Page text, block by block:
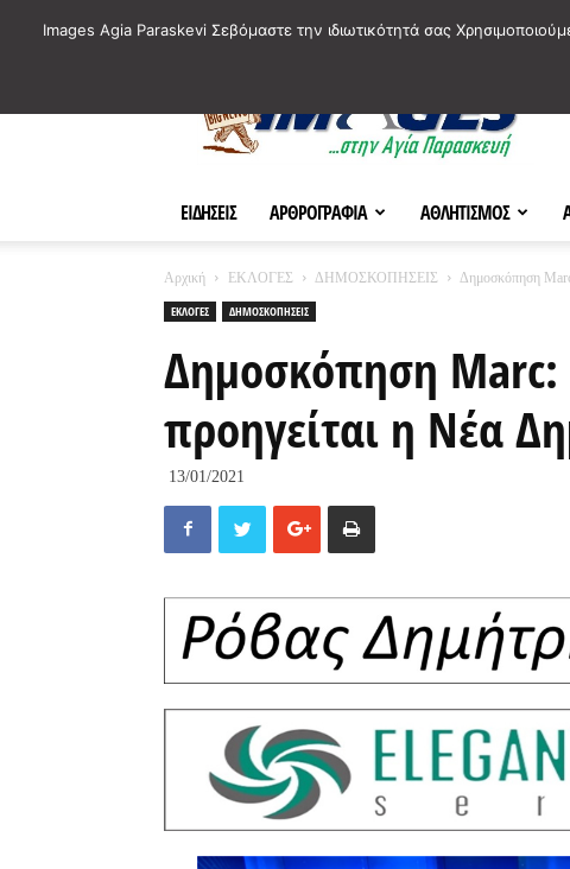
ΕΙΔΗΣΕΙΣ ΑΡΘΡΟΓΡΑΦΙΑ ΑΘΛΗΤΙΣΜΟΣ
Αρχική ΕΚΛΟΓΕΣ ΔΗΜΟΣΚΟΠΗΣΕΙΣ
Δημοσκόπηση
ΕΚΛΟΓΕΣ
ΔΗΜΟΣΚΟΠΗΣΕΙΣ
Δημοσκόπηση
προηγείται η Νέα
13/01/2021
Images Agia Paraskevi Σεβόμαστε την ιδιωτικότητά σας